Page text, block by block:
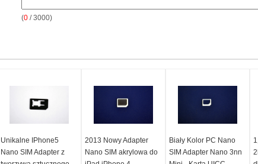
(0 / 3000)
Unikalne IPhone5
Nano SIM Adapter z
2013 Nowy Adapter
Nano SIM akrylowa do
Biały Kolor PC Nano
SIM Adapter Nano 3nn